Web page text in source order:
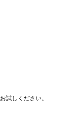
試しください。